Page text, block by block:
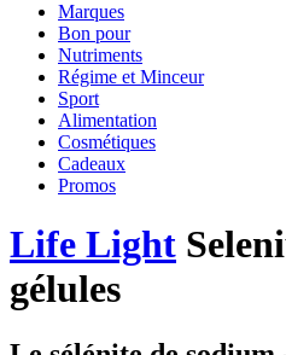
Marques
Bon pour
Nutriments
Régime et Minceur
Sport
Alimentation
Cosmétiques
Cadeaux
Promos
Life Light
gélules